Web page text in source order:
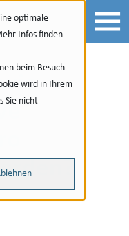
optimale
Infos finden
beim Besuch
wird in Ihrem
Sie nicht